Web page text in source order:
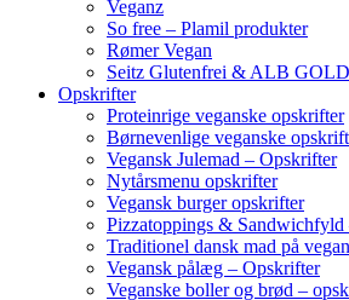
Veganz
So free – Plamil produkter
Rømer Vegan
Seitz Glutenfrei & ALB
Opskrifter
Proteinrige veganske opskrifter
Børnevenlige veganske
Vegansk Julemad – Opskrifter
Nytårsmenu opskrifter
Vegansk burger opskrifter
Pizzatoppings &
Traditionel dansk mad på
Vegansk pålæg – Opskrifter
Veganske boller og brød –